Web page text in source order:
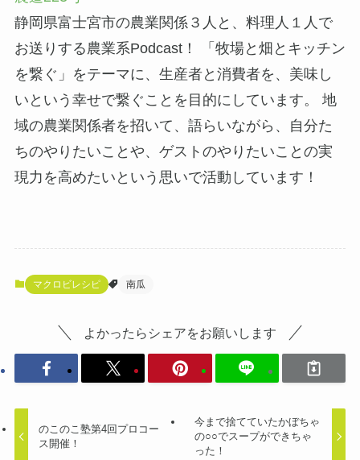
静岡県富士宮市の農業関係３人と、料理人１人で
お送りする農業系Podcast！ 「牧場と畑とキッチン
を繋ぐ」をテーマに、生産者と消費者を、美味し
いという幸せで繋ぐことを目的にしています。 地
域の農業関係者を招いて、語らいながら、自分た
ちのやりたいことや、ゲストのやりたいことの実
現力を高めたいという思いで活動しています！
マクロビレシピ 南瓜
よかったらシェアをお願いします
のこのこ塾第4回プロコー
ス開催！
今まで捨てていたかぼちゃ
の○○でスープができちゃ
った！